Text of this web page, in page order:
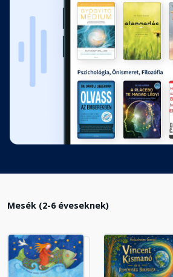
12. Nándorfehérvár ostroma
Fejezet hossza: 00:11:29
13. Hunyadi László halála
Fejezet hossza: 00:06:19
14. Mátyást királlyá választják
Fejezet hossza: 00:03:23
16. Mátyás király és Kinizsi
Fejezet hossza: 00:01:54
Mesék (2-6 éveseknek)